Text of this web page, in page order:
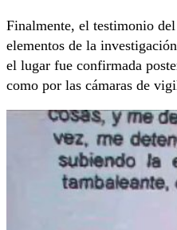
Finalmente, el testimonio
elementos de la
el lugar fue confirmada
como por las cámaras de